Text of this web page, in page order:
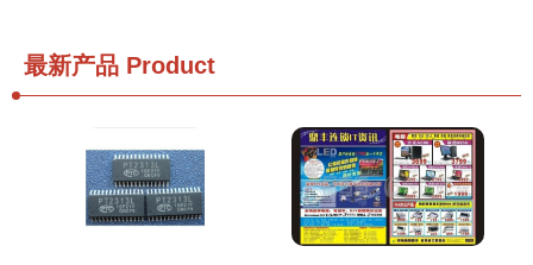
最新产品 Product